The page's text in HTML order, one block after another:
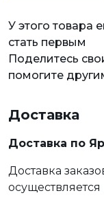
У этого товара
стать первым
Поделитесь
помогите
Доставка
Доставка по
Доставка